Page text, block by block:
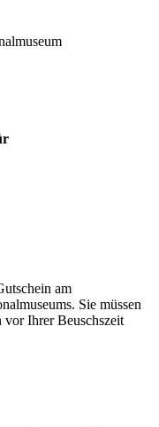
am
Sie müssen
vor Ihrer Beuschszeit